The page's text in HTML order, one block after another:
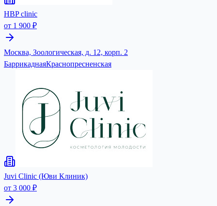
HBP clinic
от 1 900 ₽
Москва, Зоологическая, д. 12, корп. 2
БаррикаднаяКраснопресненская
Juvi Clinic (Юви Клиник)
от 3 000 ₽